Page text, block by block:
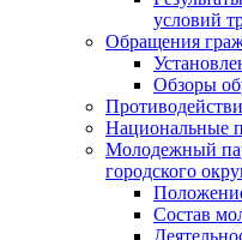
условий
Обращения
Обзоры
Национальные
Молодежный
городского
Состав